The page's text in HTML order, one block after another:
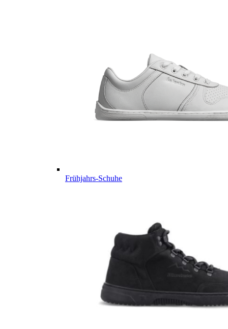
Frühjahrs-Schuhe